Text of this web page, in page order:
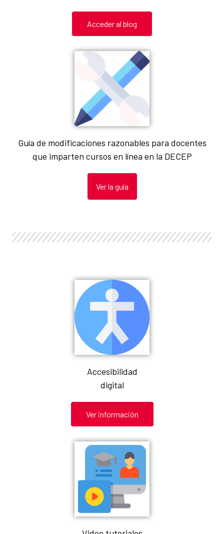
Acceder al blog
Guía de modificaciones razonables para docentes
que imparten cursos en línea en la DECEP
Ver la guía
Accesibilidad
digital
Ver información